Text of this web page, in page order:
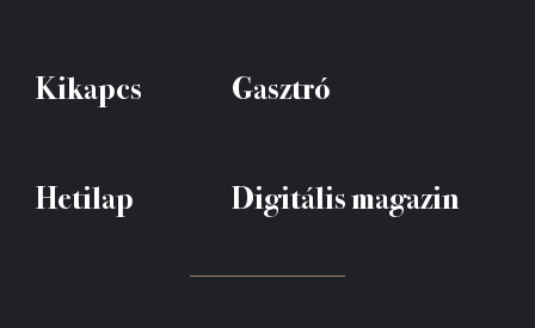
Kikapcs Gasztró
Hetilap Digitális magazin